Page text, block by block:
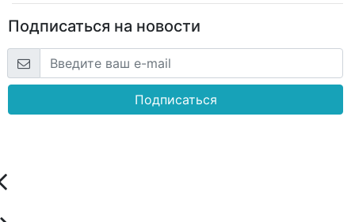
Подписаться на новости
Подписаться